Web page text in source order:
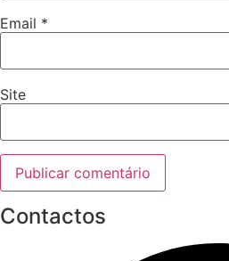
Email *
Site
Contactos